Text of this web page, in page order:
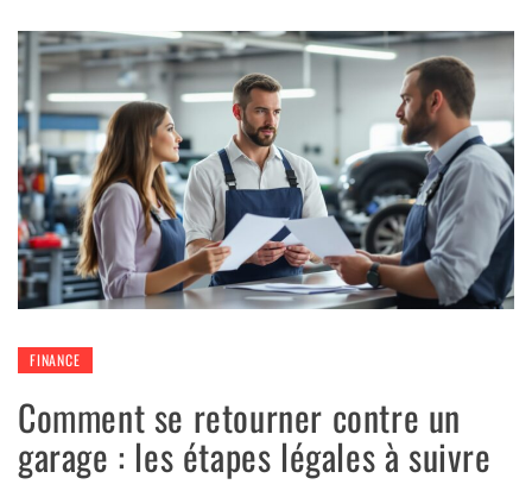
FINANCE
Comment se retourner contre un
garage : les étapes légales à suivre